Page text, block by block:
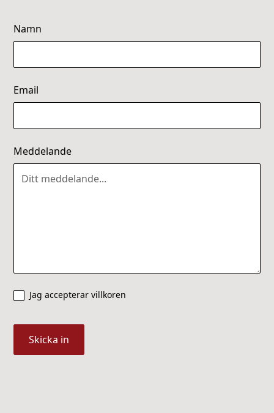
Namn
Email
Meddelande
Jag accepterar villkoren